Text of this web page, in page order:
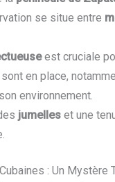
se situe entre
est cruciale
sont en place,
environnement.
jumelles et une
: Un Mystère